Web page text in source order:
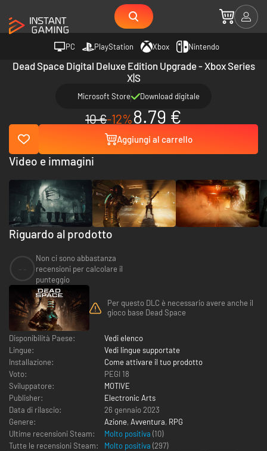
PC PlayStation Xbox Nintendo
Dead Space Digital Deluxe Edition Upgrade - Xbox Series
X|S
Microsoft Store Download digitale
10 €-12%8.79 €
Aggiungi al carrello
Riguardo al prodotto
Non ci sono abbastanza
recensioni per calcolare il
punteggio
Per questo DLC è necessario avere anche il
gioco base Dead Space
Disponibilità Paese:
Vedi elenco
Lingue:
Vedi lingue supportate
Installazione:
Come attivare il tuo prodotto
Voto:
PEGI 18
Sviluppatore:
MOTIVE
Publisher:
Electronic Arts
Data di rilascio:
26 gennaio 2023
Genere:
Azione, Avventura, RPG
Ultime recensioni Steam:
Molto positiva (10)
Tutte le recensioni Steam:
Molto positiva (297)
Video e immagini